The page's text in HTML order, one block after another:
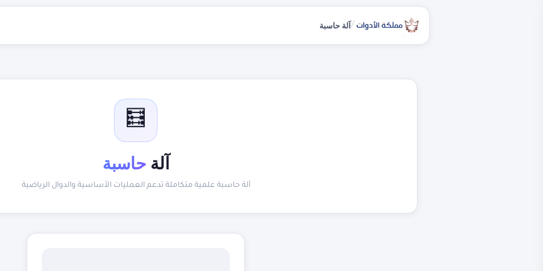
/آلة حاسبة
🧮
آلةحاسبة
آلة حاسبة علمية متكاملة تدعم العمليات الأساسية والدوال الرياضية